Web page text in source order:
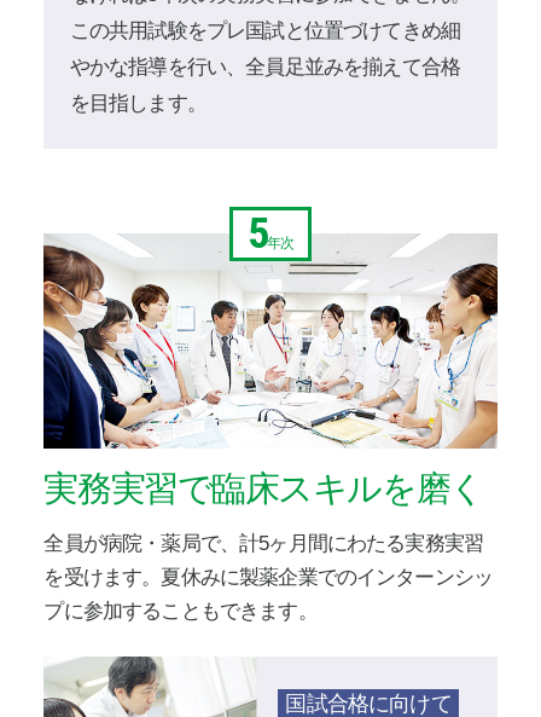
この共用試験をプレ国試と位置づけてきめ細
やかな指導を行い、全員足並みを揃えて合格
を目指します。
5年次
実務実習で臨床スキルを磨く
全員が病院・薬局で、計5ヶ月間にわたる実務実習
を受けます。夏休みに製薬企業でのインターンシッ
プに参加することもできます。
国試合格に向けて